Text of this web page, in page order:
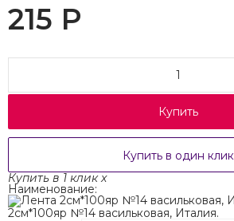
215 Р
Купить
Купить в один клик
Купить в 1 клик x
Наименование:
2см*100яр №14 васильковая, Италия.